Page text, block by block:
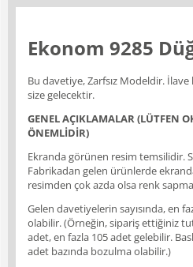
Ekonom 9285
Bu davetiye, Zarfsız Modeldir.
size gelecektir.
GENEL AÇIKLAMALAR (LÜTFEN
ÖNEMLİDİR)
Ekranda görünen resim temsilidir.
Fabrikadan gelen ürünlerde
resimden çok azda olsa renk
Gelen davetiyelerin sayısında, en
olabilir. (Örneğin, sipariş ettiğiniz
adet, en fazla 105 adet gelebilir.
adet bazında bozulma olabilir.)